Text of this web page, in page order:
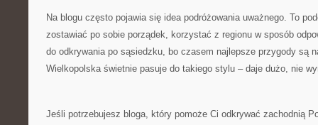
Na blogu często pojawia się idea podróżowania uważnego. To
zostawiać po sobie porządek, korzystać z regionu w sposób
do odkrywania po sąsiedzku, bo czasem najlepsze przygody są
Wielkopolska świetnie pasuje do takiego stylu – daje dużo, nie
Jeśli potrzebujesz bloga, który pomoże Ci odkrywać zachodnią